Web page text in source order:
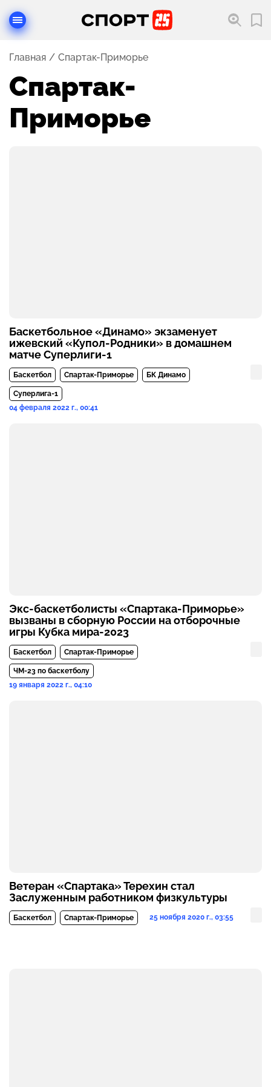
Главная Спартак-Приморье
Спартак-
Приморье
Баскетбольное «Динамо» экзаменует
ижевский «Купол-Родники» в домашнем
матче Суперлиги-1
Баскетбол Спартак-Приморье БК Динамо
Суперлига-1
04 февраля 2022 г., 00:41
Экс-баскетболисты «Спартака-Приморье»
вызваны в сборную России на отборочные
игры Кубка мира-2023
Баскетбол Спартак-Приморье
ЧМ-23 по баскетболу
19 января 2022 г., 04:10
Ветеран «Спартака» Терехин стал
Заслуженным работником физкультуры
Баскетбол Спартак-Приморье 25 ноября 2020 г., 03:55